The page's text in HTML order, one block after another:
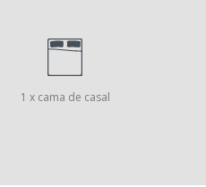
1 x cama de casal